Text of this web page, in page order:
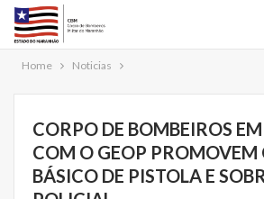
Home Noticias
CORPO DE BOMBEIROS
COM O GEOP PROMOVEM
BÁSICO DE PISTOLA E